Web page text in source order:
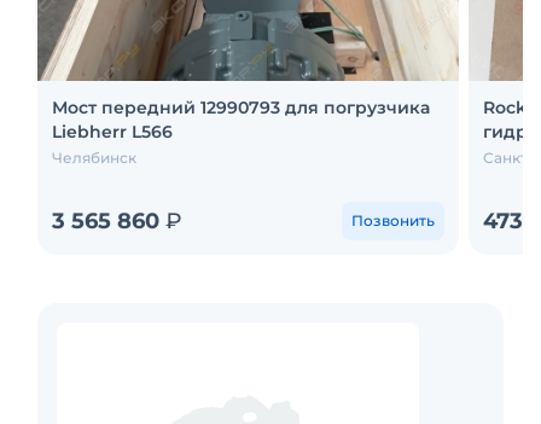
Мост передний 12990793 для погрузчика
Liebherr L566
Челябинск
3 565 860 ₽ Позвонить
Санкт-
473